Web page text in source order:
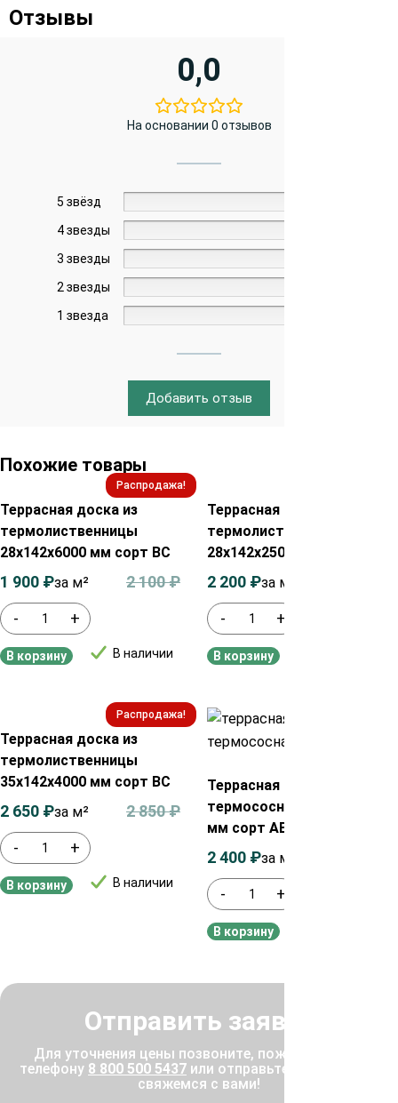
Отзывы
0,0
На основании 0 отзывов
5 звёзд
4 звезды
3 звезды
2 звезды
1 звезда
Добавить отзыв
Похожие товары
Распродажа!
Террасная доска из
термолиственницы
28х142х6000 мм сорт ВС
- +
В наличии
2 100₽
1 900 ₽за м²
В корзину
Террасная доска из
термолиственницы
28х142х2500 мм сорт АВ
- +
2 200 ₽за м²
В корзину
Распродажа!
Террасная доска из
термолиственницы
35х142х4000 мм сорт ВС
- +
В наличии
2 850₽
2 650 ₽за м²
В корзину
Террасная доска из
термососны 30х140х3300
мм сорт АВ
- +
2 400 ₽за м²
В корзину
Отправить заявку
Для уточнения цены позвоните, пожалуйста, по
телефону 8 800 500 5437 или отправьте заявку, и мы
свяжемся с вами!